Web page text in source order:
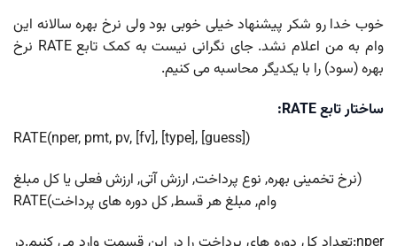
خوب خدا رو شکر پیشنهاد خیلی خوبی بود ولی نرخ بهره سالانه این
وام به من اعلام نشد. جای نگرانی نیست به کمک تابع RATE نرخ
بهره (سود) را با یکدیگر محاسبه می کنیم.
ساختار تابع RATE:
RATE(nper, pmt, pv, [fv], [type], [guess])
(نرخ تخمینی بهره, نوع پرداخت, ارزش آتی, ارزش فعلی یا کل مبلغ
وام, مبلغ هر قسط,کل دوره های پرداخت)RATE